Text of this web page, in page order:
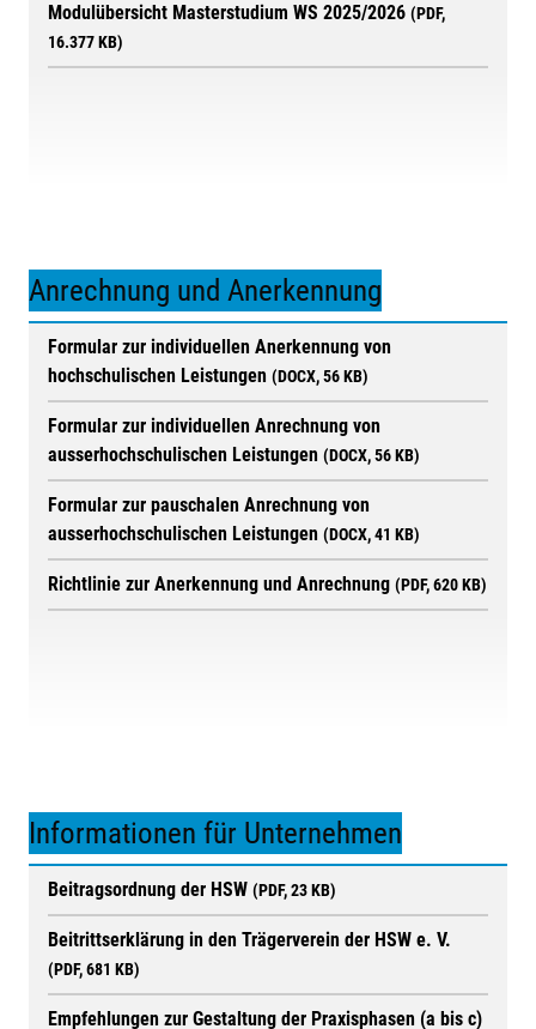
Modulübersicht Masterstudium WS 2025/2026 (PDF,
16.377 KB)
Anrechnung und Anerkennung
Formular zur individuellen Anerkennung von
hochschulischen Leistungen (DOCX, 56 KB)
Formular zur individuellen Anrechnung von
ausserhochschulischen Leistungen (DOCX, 56 KB)
Formular zur pauschalen Anrechnung von
ausserhochschulischen Leistungen (DOCX, 41 KB)
Richtlinie zur Anerkennung und Anrechnung (PDF, 620 KB)
Informationen für Unternehmen
Beitragsordnung der HSW (PDF, 23 KB)
Beitrittserklärung in den Trägerverein der HSW e. V.
(PDF, 681 KB)
Empfehlungen zur Gestaltung der Praxisphasen (a bis c)